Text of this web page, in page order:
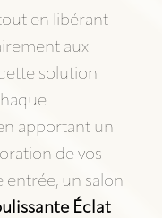
en libérant
aux
solution
apportant un
de vos
entrée, un salon
Éclat